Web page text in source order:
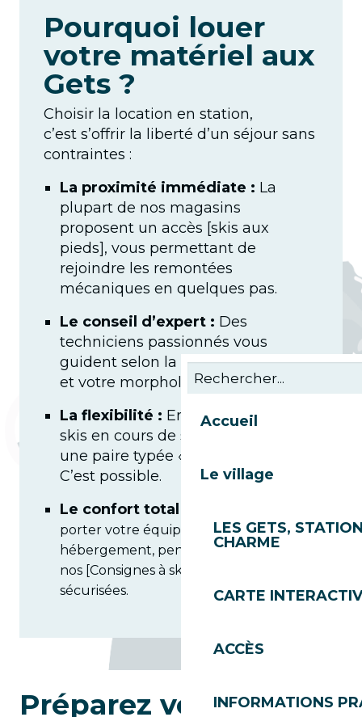
Accueil
Le village
LES GETS,
CHARME
CARTE
ACCÈS
INFORMATIONS
Pourquoi louer
votre matériel aux
Gets ?
Choisir la location en station,
c’est s’offrir la liberté d’un séjour sans
contraintes :
La proximité immédiate : La
plupart de nos magasins
proposent un accès [skis aux
pieds], vous permettant de
rejoindre les remontées
mécaniques en quelques pas.
Le conseil d’expert : Des
techniciens passionnés vous
guident selon la qualité de la neige
et votre morphologie.
La flexibilité : Envie de changer de
skis en cours de séjour pour tester
une paire typée « poudreuse » ?
C’est possible.
Le confort total :
porter votre équipement jusqu’à votre
hébergement, pensez à réserver
nos [Consignes à skis] chauffées et
sécurisées.
Préparez votre séjour